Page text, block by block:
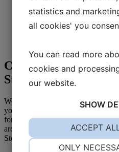
Dinner:Celebration menu
Coffee, after-dinner
Music and dancing:In our
Celebrate Your
Stockholm
Would you like to know more or
your special occasion? Don’t
forward to helping you create
archipelago. Choose Skåvsjöholm
Stockholm Archipelago — a place
statistics and
all cookies' you
You can read more
cookies and
our website.
SHOW
YES NO
ONLY
ACCEPT